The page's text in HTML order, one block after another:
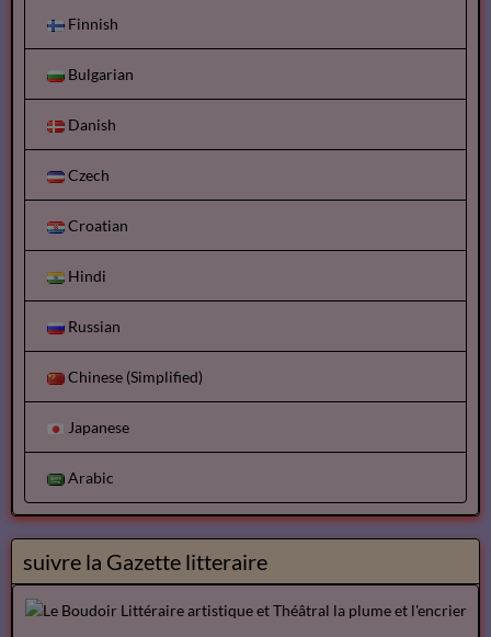
Finnish
Bulgarian
Danish
Czech
Croatian
Hindi
Russian
Chinese (Simplified)
Japanese
Arabic
suivre la Gazette litteraire